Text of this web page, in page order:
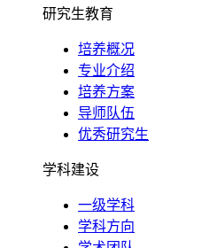
研究生教育
培养概况
专业介绍
培养方案
导师队伍
优秀研究生
学科建设
一级学科
学科方向